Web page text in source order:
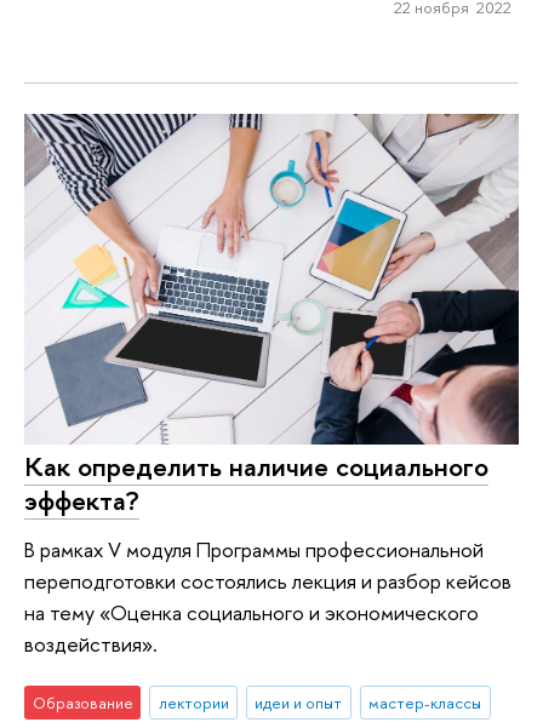
22 ноября 2022
Как определить наличие социального
эффекта?
В рамках V модуля Программы профессиональной
переподготовки состоялись лекция и разбор кейсов
на тему «Оценка социального и экономического
воздействия».
Образование лектории идеи и опыт
мастер-классы